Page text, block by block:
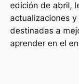
edición de abril,
actualizaciones
destinadas a
aprender en el